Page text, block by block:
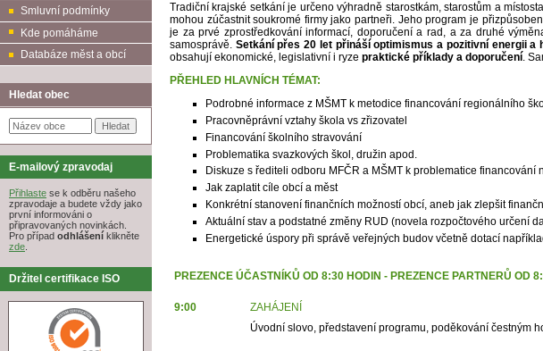
Smluvní podmínky
Kde pomáháme
Databáze měst a obcí
Hledat obec
E-mailový zpravodaj
Přihlaste se k odběru našeho
zpravodaje a budete vždy jako
první informováni o
připravovaných novinkách.
Pro případ odhlášení klikněte
zde.
Držitel certifikace ISO
Tradiční krajské setkání je určeno výhradně starostkám, starostům a
mohou zúčastnit soukromé firmy jako partneři. Jeho program je
je za prvé zprostředkování informací, doporučení a rad, a za druhé
samosprávě. Setkání přes 20 let přináší optimismus a pozitivní energii a
obsahují ekonomické, legislativní i ryze praktické příklady a doporučení.
PŘEHLED HLAVNÍCH TÉMAT:
Podrobné informace z MŠMT k metodice financování regionálního
Pracovněprávní vztahy škola vs zřizovatel
Financování školního stravování
Problematika svazkových škol, družin apod.
Diskuze s řediteli odboru MFČR a MŠMT k problematice financování
Jak zaplatit cíle obcí a měst
Konkrétní stanovení finančních možností obcí, aneb jak zlepšit
Aktuální stav a podstatné změny RUD (novela rozpočtového určení
Energetické úspory při správě veřejných budov včetně dotací
PREZENCE ÚČASTNÍKŮ OD 8:30 HODIN - PREZENCE PARTNERŮ OD
9:00
ZAHÁJENÍ
Úvodní slovo, představení programu, poděkování čestným